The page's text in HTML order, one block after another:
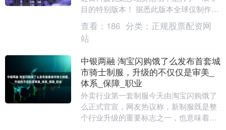
目的特别版本！ 据悉此版本全球仅制作了
2 双，整双鞋采用 577....
查看： 186 分类： 正规股票配资网
站
中银两融 淘宝闪购饿了么发布首套城
市骑士制服，升级的不仅仅是审美_
体系_保障_职业
外卖行业第一套制服今天由淘宝闪购饿了
么正式官宣，网友热议称，新制服既是整
个行业升级的重要标志之一，也意味着社